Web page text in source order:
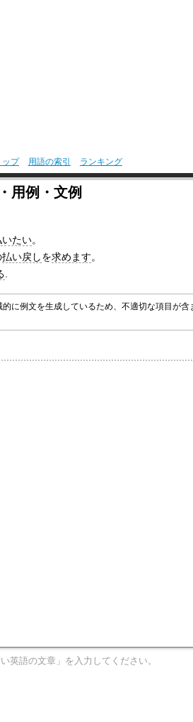
ップ 用語の索引 ランキング
用例・文例
いたい。
払い戻しを求めます。
.
に例文を生成しているため、不適切な項目が